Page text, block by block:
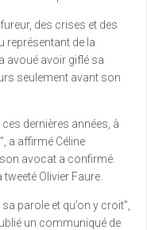
des crises et des
représentant de la
avoué avoir giflé sa
seulement avant son
dernières années, à
a affirmé Céline
avocat a confirmé.
Olivier Faure.
parole et qu’on y croit”,
un communiqué de